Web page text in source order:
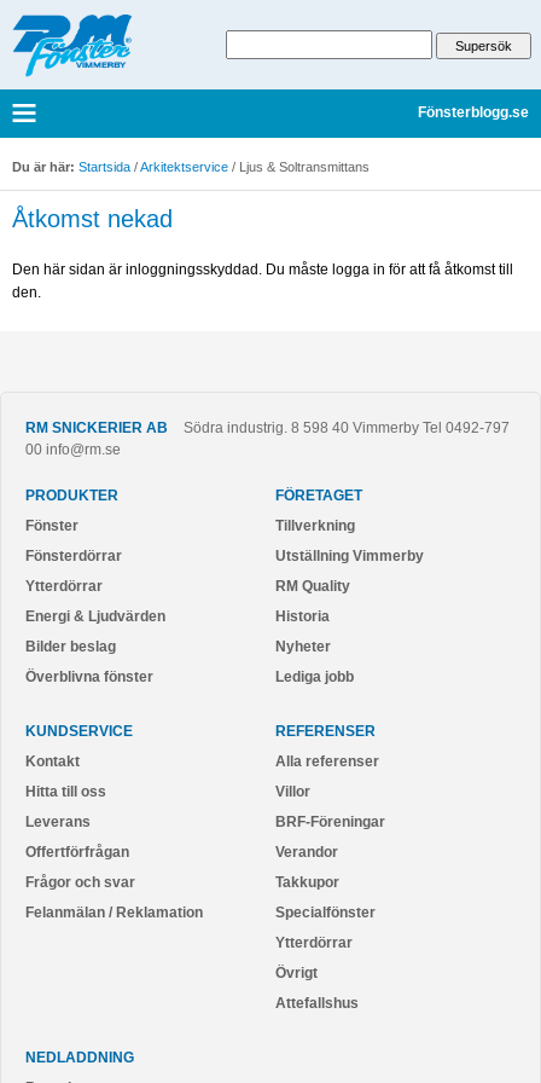
Fönsterblogg.se
Du är här: Startsida /Arkitektservice / Ljus & Soltransmittans
Åtkomst nekad
Den här sidan är inloggningsskyddad. Du måste logga in för att få åtkomst till
den.
RM SNICKERIER AB Södra industrig. 8 598 40 Vimmerby Tel 0492-797
00 info@rm.se
PRODUKTER
Fönster
Fönsterdörrar
Ytterdörrar
Energi & Ljudvärden
Bilder beslag
Överblivna fönster
FÖRETAGET
Tillverkning
Utställning Vimmerby
RM Quality
Historia
Nyheter
Lediga jobb
KUNDSERVICE
Kontakt
Hitta till oss
Leverans
Offertförfrågan
Frågor och svar
Felanmälan / Reklamation
REFERENSER
Alla referenser
Villor
BRF-Föreningar
Verandor
Takkupor
Specialfönster
Ytterdörrar
Övrigt
Attefallshus
NEDLADDNING